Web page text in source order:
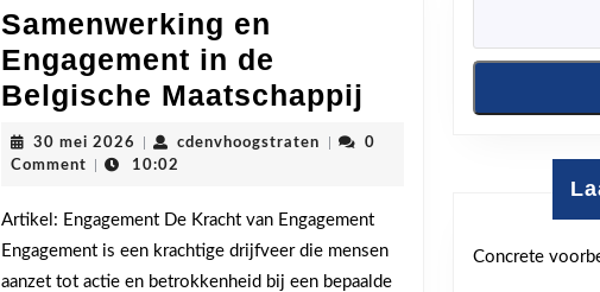
Samenwerking en
Engagement in de
Belgische Maatschappij
Kracht
Samenwerking
en
Engagement
30 mei 2026 30
mei
cdenvhoogstraten cdenvhoogstraten
0
Comment
10:02
Artikel: Engagement De Kracht van Engagement
Engagement is een krachtige drijfveer die mensen
aanzet tot actie en betrokkenheid bij een bepaalde
Concrete